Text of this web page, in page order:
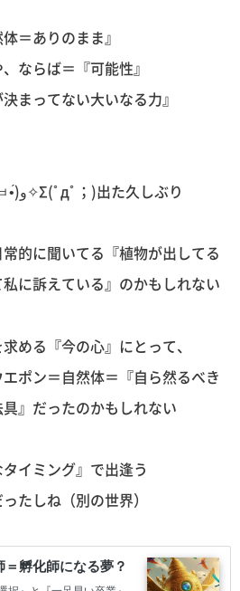
＝ありのまま』
ならば＝『可能性』
まってない大いなる力』
「それは愛である」(๑•̀ㅂ•́)و✧Σ(ﾟдﾟ；)出た久しぶり
的に聞いてる『植物が出してる
に訴えている』のかもしれない
める『今の心』にとって、
ポン＝自然体＝『自ら然るべき
』だったのかもしれない
イミング』で出逢う
たしね（別の世界）